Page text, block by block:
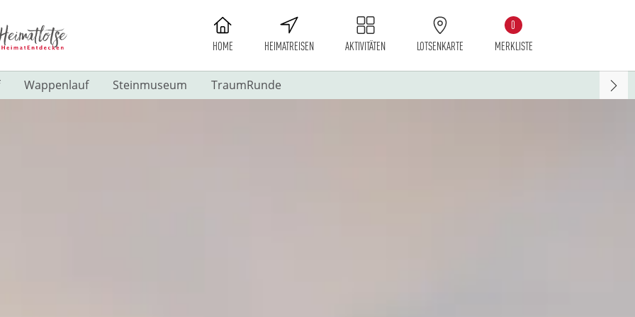
HOME HEIMATREISEN AKTIVITÄTEN LOTSENKARTE
0
MERKLISTE
Wappenlauf Steinmuseum TraumRunde